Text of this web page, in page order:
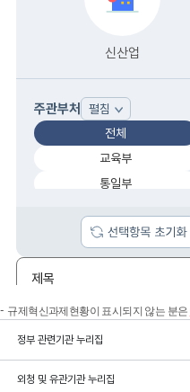
규제혁신과제현황이 표시되지 않는 분은
정부 관련기관 누리집
외청 및 유관기관 누리집